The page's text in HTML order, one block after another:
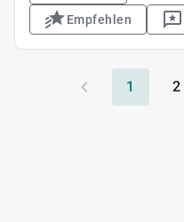
Empfehlen
1 2